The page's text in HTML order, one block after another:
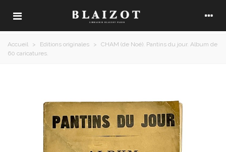
Accueil > Editions originales >
CHAM (de Noé). Pantins du jour. Album de
60 caricatures.